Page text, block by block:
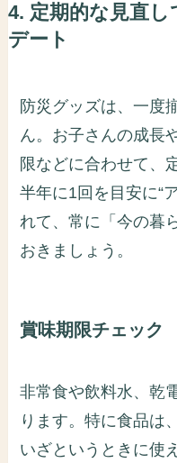
4. 定期的な見直
デート
防災グッズは、一度
ん。お子さんの成長
限などに合わせて、
半年に1回を目安に“
れて、常に「今の暮
おきましょう。
賞味期限チェック
非常食や飲料水、乾
ります。特に食品は
いざというときに使